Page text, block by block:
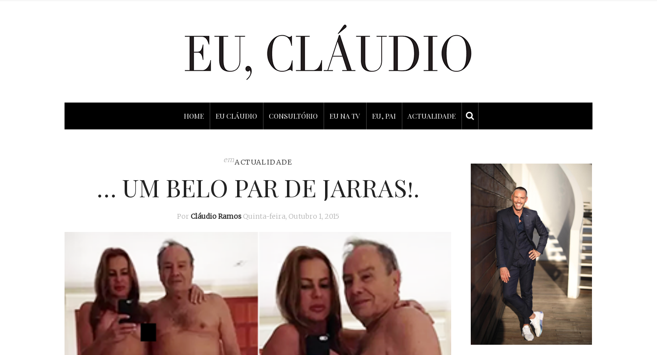
HOME EU CLÁUDIO CONSULTÓRIO EU NA TV EU, PAI ACTUALIDADE
emACTUALIDADE
… UM BELO PAR DE JARRAS!.
Por Cláudio Ramos Quinta-feira, Outubro 1, 2015